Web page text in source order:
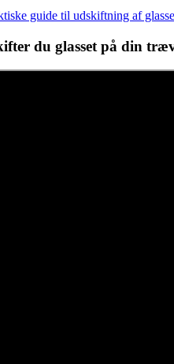
guide til udskiftning af
du glasset på din